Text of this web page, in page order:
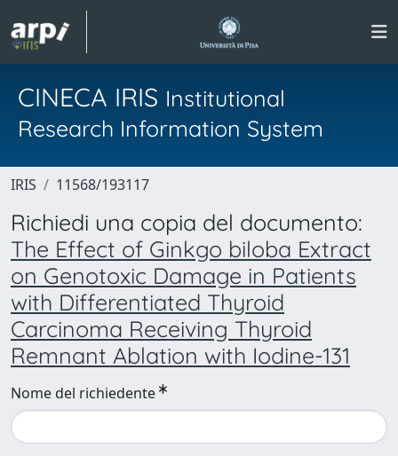
CINECA IRIS Institutional
Research Information System
IRIS 11568/193117
Richiedi una copia del documento:
The Effect of Ginkgo biloba Extract
on Genotoxic Damage in Patients
with Differentiated Thyroid
Carcinoma Receiving Thyroid
Remnant Ablation with Iodine-131
Nome del richiedente